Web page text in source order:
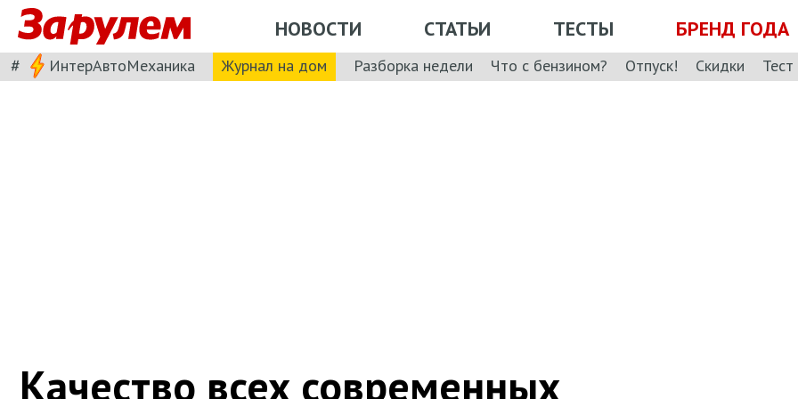
НОВОСТИ СТАТЬИ ТЕСТЫ БРЕНД ГОДА
# ИнтерАвтоМеханика Журнал на дом Разборка недели Что с бензином? Отпуск! Скидки
Качество всех современных